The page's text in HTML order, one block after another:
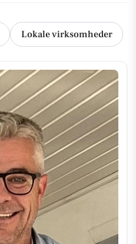
Lokale virksomheder